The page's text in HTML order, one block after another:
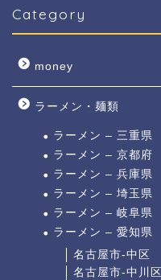
Category
money
ラーメン・麺類
ラーメン – 三重県
ラーメン – 京都府
ラーメン – 兵庫県
ラーメン – 埼玉県
ラーメン – 岐阜県
ラーメン – 愛知県
名古屋市-中区
名古屋市-中川区